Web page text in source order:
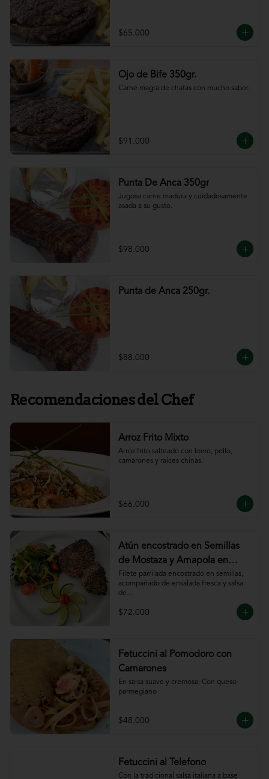
$65.000
Ojo de Bife 350gr.
Carne magra de chatas con mucho sabor.
$91.000
Punta De Anca 350gr
Jugosa carne madura y cuidadosamente
asada a su gusto.
$98.000
Punta de Anca 250gr.
$88.000
Recomendaciones del Chef
Arroz Frito Mixto
Arroz frito salteado con lomo, pollo,
camarones y raíces chinas.
$66.000
Atún encostrado en Semillas
de Mostaza y Amapola en
salsa de ajillo
Filete parrilada encostrado en semillas,
acompañado de ensalada fresca y salsa
de
$72.000
Fetuccini al Pomodoro con
Camarones
En salsa suave y cremosa. Con queso
parmegiano
$48.000
Fetuccini al Telefono
Con la tradicional salsa italiana a base